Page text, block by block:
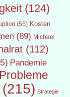
(124)
(55) Kosten
(89) Michael
(112)
Pandemie
Probleme
(215) Strategie